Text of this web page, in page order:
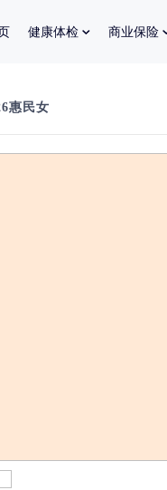
健康体检 商业保险
惠民女